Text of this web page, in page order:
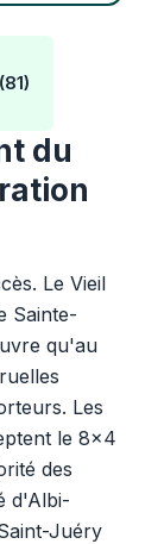
du
Le Vieil
Sainte-
qu'au
Les
le 8x4
des
d'Albi-
Juéry